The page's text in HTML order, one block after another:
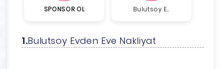
SPONSOR OL Bulutsoy E...
Bulutsoy Evden Eve Nakliyat